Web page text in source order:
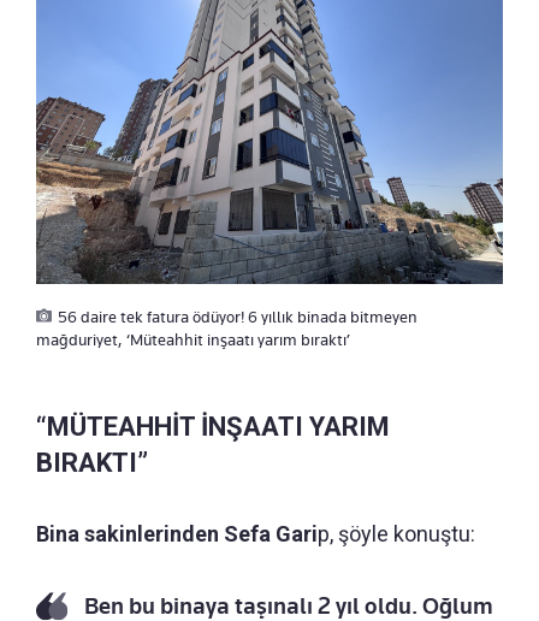
56 daire tek fatura ödüyor! 6 yıllık binada bitmeyen
mağduriyet, ‘Müteahhit inşaatı yarım bıraktı’
“MÜTEAHHİT İNŞAATI YARIM
BIRAKTI”
Bina sakinlerinden Sefa Garip, şöyle konuştu:
Ben bu binaya taşınalı 2 yıl oldu. Oğlum